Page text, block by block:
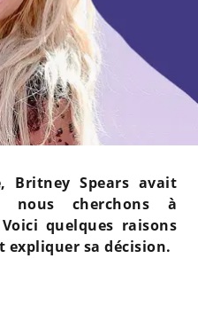
Britney Spears avait
nous cherchons à
quelques raisons
expliquer sa décision.